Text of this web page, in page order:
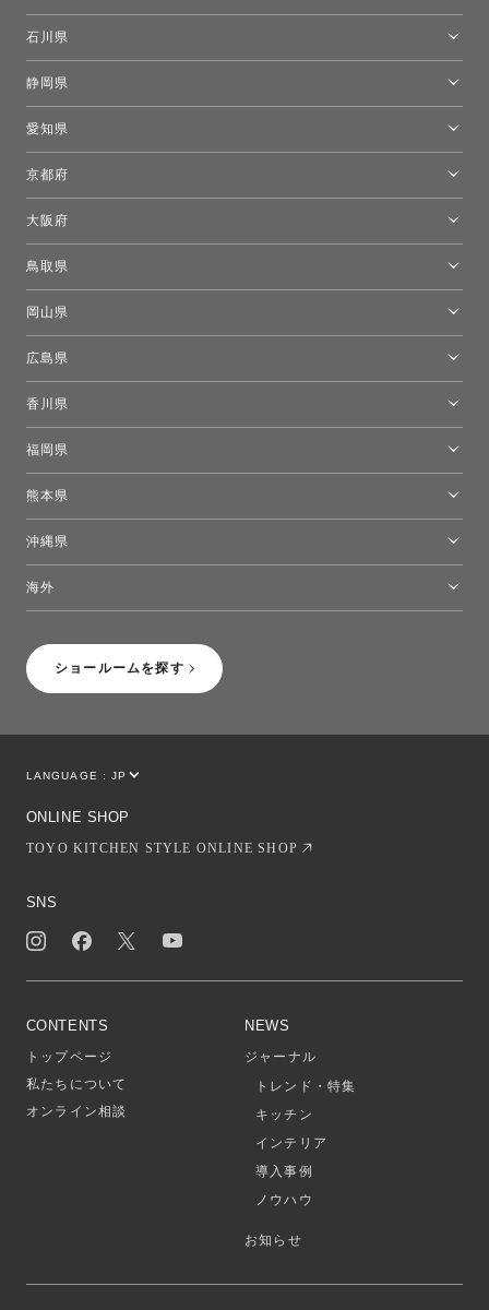
ショールームを探す
モーイ東京
キーブー東京
FLOS｜フロスデザインスペース青山
石川県
静岡県
愛知県
京都府
大阪府
鳥取県
岡山県
広島県
香川県
福岡県
熊本県
沖縄県
海外
LANGUAGE : JP
ONLINE SHOP
TOYO KITCHEN STYLE ONLINE SHOP
SNS
CONTENTS
トップページ
私たちについて
オンライン相談
NEWS
ジャーナル
トレンド・特集
キッチン
インテリア
導入事例
ノウハウ
お知らせ